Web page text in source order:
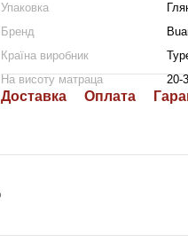
Упаковка
Бренд
Країна виробник
На висоту матраца
20-
Доставка Оплата